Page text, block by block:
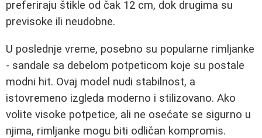
preferiraju štikle od čak 12 cm, dok drugima su
previsoke ili neudobne.
U poslednje vreme, posebno su popularne rimljanke
- sandale sa debelom potpeticom koje su postale
modni hit. Ovaj model nudi stabilnost, a
istovremeno izgleda moderno i stilizovano. Ako
volite visoke potpetice, ali ne osećate se sigurno u
njima, rimljanke mogu biti odličan kompromis.